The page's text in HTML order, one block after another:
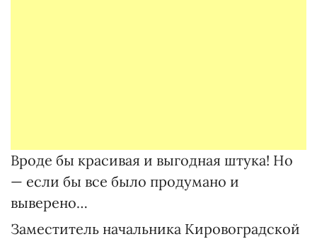
Вроде бы красивая и выгодная штука! Но
— если бы все было продумано и
выверено…
Заместитель начальника Кировоградской